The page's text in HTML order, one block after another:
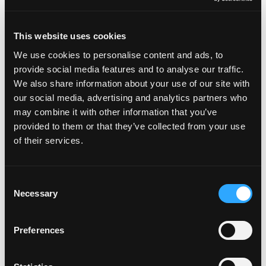
This website uses cookies
We use cookies to personalise content and ads, to
provide social media features and to analyse our traffic.
We also share information about your use of our site with
our social media, advertising and analytics partners who
may combine it with other information that you’ve
provided to them or that they’ve collected from your use
of their services.
Selection
Necessary
Preferences
EVENTOS DE
SERVICIOS DE
ALIMENTACIÓN
Hablemos de mango, en persona. Encuentra aquí
todos los próximos eventos de servicios de
alimentación con mango.